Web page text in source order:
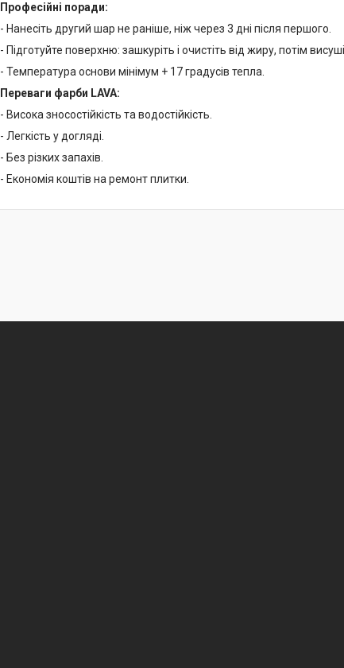
Професійні поради:
- Нанесіть другий шар не раніше, ніж через 3 дні після першого.
- Підготуйте поверхню: зашкуріть і очистіть від жиру, потім
- Температура основи мінімум + 17 градусів тепла.
Переваги фарби LAVA:
- Висока зносостійкість та водостійкість.
- Легкість у догляді.
- Без різких запахів.
- Економія коштів на ремонт плитки.